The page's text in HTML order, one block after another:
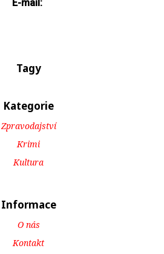
E-mail:
Tagy
Kategorie
Zpravodajství
Krimi
Kultura
Informace
O nás
Kontakt